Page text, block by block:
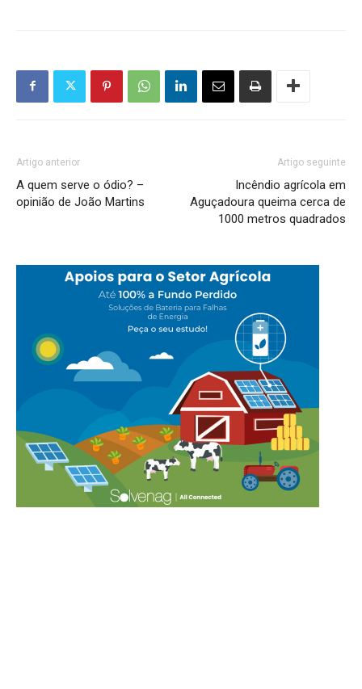
Artigo anterior
A quem serve o ódio? –
opinião de João Martins
Artigo seguinte
Incêndio agrícola em
Aguçadoura queima cerca de
1000 metros quadrados